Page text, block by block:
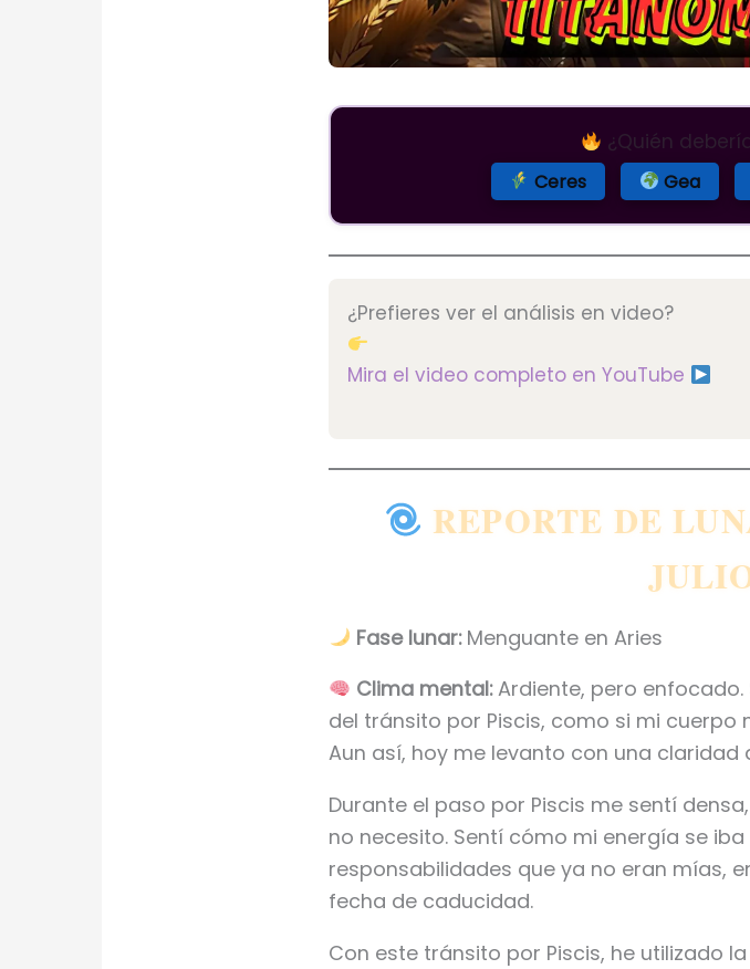
¿Quién
Ceres Gea
¿Prefieres ver el análisis en video?
Mira el video completo en YouTube
REPORTE DE
Fase lunar:Menguante en Aries
Clima mental:Ardiente, pero
del tránsito por Piscis, como si mi
Aun así, hoy me levanto con una
Durante el paso por Piscis me sentí
no necesito. Sentí cómo mi energía se
responsabilidades que ya no eran mías,
fecha de caducidad.
Con este tránsito por Piscis, he utilizado